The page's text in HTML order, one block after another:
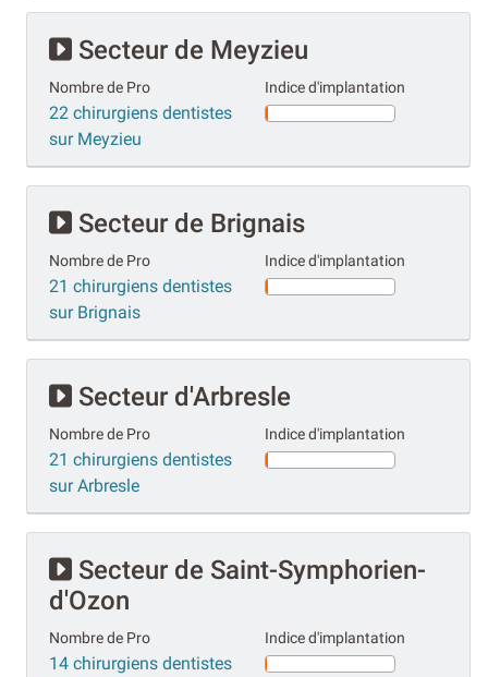
Secteur de Meyzieu
Nombre de Pro
22 chirurgiens dentistes
sur Meyzieu
Indice d'implantation
Secteur de Brignais
Nombre de Pro
21 chirurgiens dentistes
sur Brignais
Indice d'implantation
Secteur d'Arbresle
Nombre de Pro
21 chirurgiens dentistes
sur Arbresle
Indice d'implantation
Secteur de Saint-Symphorien-
d'Ozon
Nombre de Pro
14 chirurgiens dentistes
Indice d'implantation